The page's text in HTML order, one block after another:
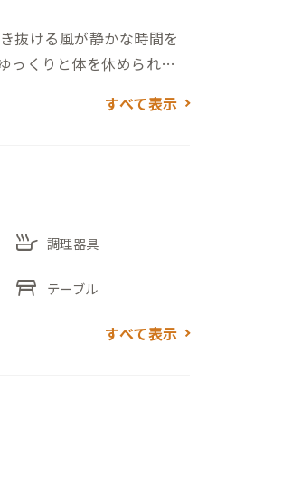
抜ける風が静かな時間を
っくりと体を休められま
心感に包まれます。
です。
すべて表示
skillet 調理器具
table_restaurant テーブル
すべて表示